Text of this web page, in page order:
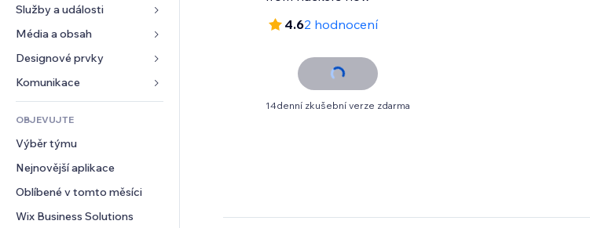
Mobilní zařízení
Analytika
Výpisy webu
E‑mail
Aplikace pro obchody
Doprava a doručení
Tlačítka pro prodej
Účetnictví
Kupóny a věrnostní programy
Skladování
Služby a události
Ubytování
Události
Restaurace
Nemovitosti
Rezervace
Média a obsah
Galerie
Hudba
Podcasty
Fotografie
Video
PDF
Sdílení souborů
Novinky
Designové prvky
Mapy a navigace
Soukromí a bezpečnost
Hodiny
Šablony stránek
Efekty pro obrázky
Tlačítka a nabídky
Bannery a odznaky
Formuláře
Ankety
Chat
Komentáře
Telefon
OBJEVUJTE
Výběr týmu
Nejnovější aplikace
Oblíbené v tomto měsíci
Wix Business Solutions
4.62 hodnocení
14denní zkušební verze zdarma